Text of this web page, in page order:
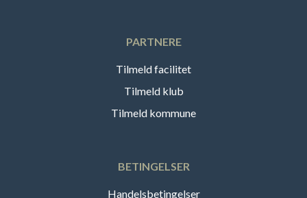
PARTNERE
Tilmeld facilitet
Tilmeld klub
Tilmeld kommune
BETINGELSER
Handelsbetingelser